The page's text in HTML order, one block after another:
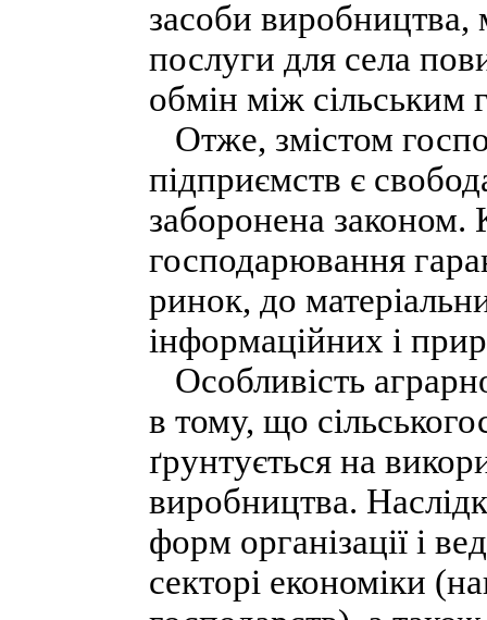
засоби виробництва,
послуги для села
обмін між сільським
Отже, змістом
підприємств є
заборонена законом.
господарювання
ринок, до
інформаційних і
Особливість
в тому, що
ґрунтується на
виробництва.
форм організації і
секторі економіки